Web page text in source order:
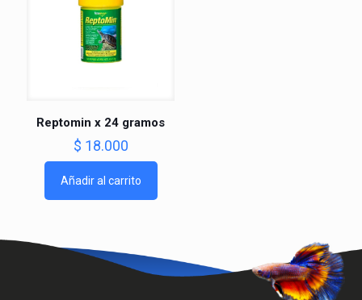
Reptomin x 24 gramos
$ 18.000
Añadir al carrito